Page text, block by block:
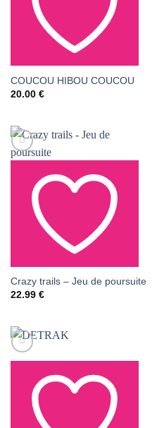
AJOUTER À LA LISTE
DE SOUHAITS
COUCOU HIBOU COUCOU
20.00 €
AJOUTER À LA LISTE
DE SOUHAITS
Crazy trails – Jeu de poursuite
22.99 €